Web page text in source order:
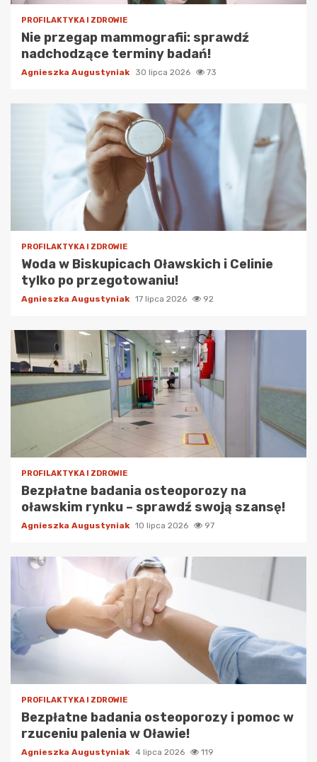
PROFILAKTYKA I ZDROWIE
Nie przegap mammografii: sprawdź
nadchodzące terminy badań!
Agnieszka Augustyniak 30 lipca 2026 73
PROFILAKTYKA I ZDROWIE
Woda w Biskupicach Oławskich i Celinie
tylko po przegotowaniu!
Agnieszka Augustyniak 17 lipca 2026 92
PROFILAKTYKA I ZDROWIE
Bezpłatne badania osteoporozy na
oławskim rynku – sprawdź swoją szansę!
Agnieszka Augustyniak 10 lipca 2026 97
PROFILAKTYKA I ZDROWIE
Bezpłatne badania osteoporozy i pomoc w
rzuceniu palenia w Oławie!
Agnieszka Augustyniak 4 lipca 2026 119